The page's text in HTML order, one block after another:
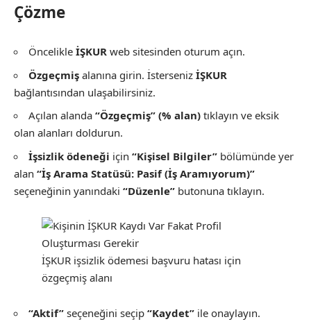
Çözme
Öncelikle İŞKUR web sitesinden oturum açın.
Özgeçmiş alanına girin. İsterseniz İŞKUR
bağlantısından ulaşabilirsiniz.
Açılan alanda “Özgeçmiş” (% alan) tıklayın ve eksik
olan alanları doldurun.
İşsizlik ödeneği için “Kişisel Bilgiler” bölümünde yer
alan “İş Arama Statüsü: Pasif (İş Aramıyorum)”
seçeneğinin yanındaki “Düzenle” butonuna tıklayın.
İŞKUR işsizlik ödemesi başvuru hatası için
özgeçmiş alanı
“Aktif” seçeneğini seçip “Kaydet” ile onaylayın.